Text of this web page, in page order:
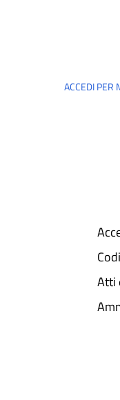
ACCEDI PER
Atti